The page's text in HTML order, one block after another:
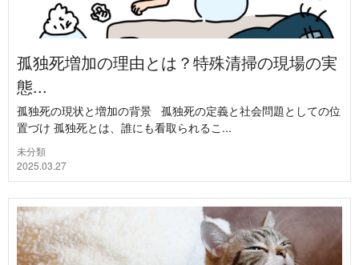
孤独死増加の理由とは？特殊清掃の現場の実
態...
孤独死の現状と増加の背景 孤独死の定義と社会問題としての位
置づけ 孤独死とは、誰にも看取られるこ...
未分類
2025.03.27